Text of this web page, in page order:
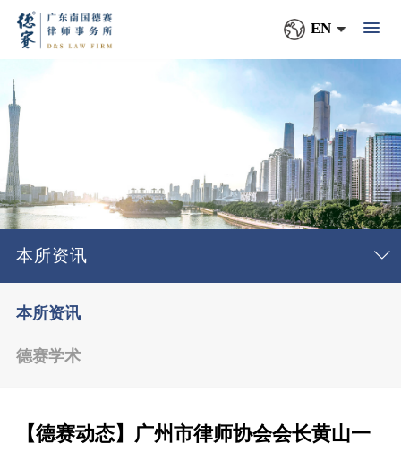
EN
本所资讯
本所资讯
德赛学术
【德赛动态】广州市律师协会会长黄山一